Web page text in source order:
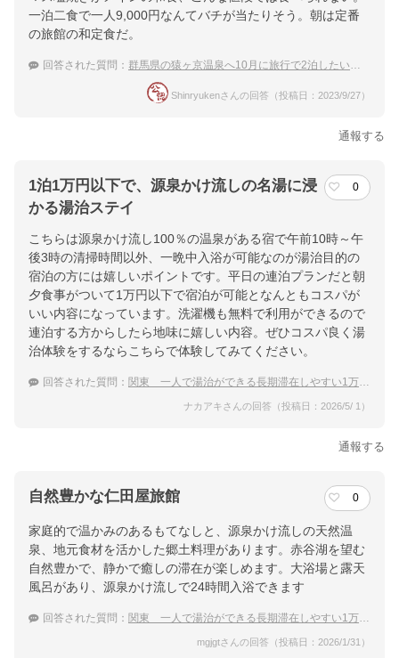
一泊二食で一人9,000円なんてバチが当たりそう。朝は定番
の旅館の和定食だ。
回答された質問： 群馬県の猿ヶ京温泉へ10月に旅行で2泊したいです。1泊10,000円以下のおすすめを教えて！
Shinryukenさんの回答（投稿日：2023/9/27）
通報する
1泊1万円以下で、源泉かけ流しの名湯に浸
かる湯治ステイ
0
こちらは源泉かけ流し100％の温泉がある宿で午前10時～午
後3時の清掃時間以外、一晩中入浴が可能なのが湯治目的の
宿泊の方には嬉しいポイントです。平日の連泊プランだと朝
夕食事がついて1万円以下で宿泊が可能となんともコスパが
いい内容になっています。洗濯機も無料で利用ができるので
連泊する方からしたら地味に嬉しい内容。ぜひコスパ良く湯
治体験をするならこちらで体験してみてください。
回答された質問： 関東 一人で湯治ができる長期滞在しやすい1万円以下の宿
ナカアキさんの回答（投稿日：2026/5/ 1）
通報する
自然豊かな仁田屋旅館 0
家庭的で温かみのあるもてなしと、源泉かけ流しの天然温
泉、地元食材を活かした郷土料理があります。赤谷湖を望む
自然豊かで、静かで癒しの滞在が楽しめます。大浴場と露天
風呂があり、源泉かけ流しで24時間入浴できます
回答された質問： 関東 一人で湯治ができる長期滞在しやすい1万円以下の宿
mgjgtさんの回答（投稿日：2026/1/31）